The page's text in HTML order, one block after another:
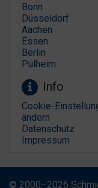
Bonn
Düsseldorf
Aachen
Essen
Berlin
Pulheim
Info
Cookie-
ändern
Datenschutz
Impressum
© 2000–2026